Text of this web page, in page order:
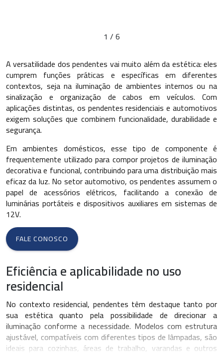
1 /6
A versatilidade dos pendentes vai muito além da estética: eles
cumprem funções práticas e específicas em diferentes
contextos, seja na iluminação de ambientes internos ou na
sinalização e organização de cabos em veículos. Com
aplicações distintas, os pendentes residenciais e automotivos
exigem soluções que combinem funcionalidade, durabilidade e
segurança.
Em ambientes domésticos, esse tipo de componente é
frequentemente utilizado para compor projetos de iluminação
decorativa e funcional, contribuindo para uma distribuição mais
eficaz da luz. No setor automotivo, os pendentes assumem o
papel de acessórios elétricos, facilitando a conexão de
luminárias portáteis e dispositivos auxiliares em sistemas de
12V.
FALE CONOSCO
Eficiência e aplicabilidade no uso
residencial
No contexto residencial, pendentes têm destaque tanto por
sua estética quanto pela possibilidade de direcionar a
iluminação conforme a necessidade. Modelos com estrutura
ajustável, compatíveis com diferentes tipos de lâmpadas, são
ideais para cozinhas, áreas de trabalho, varandas e outros